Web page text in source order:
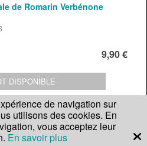
de Romarin Verbénone
9,90 €
DISPONIBLE
de Géranium bio - …
de navigation sur
utilisons des cookies. En
vous acceptez leur
En savoir plus